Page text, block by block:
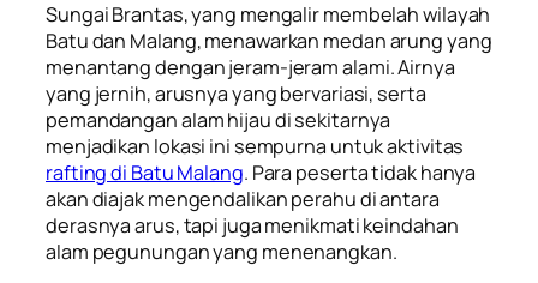
Sungai Brantas, yang mengalir membelah wilayah
Batu dan Malang, menawarkan medan arung yang
menantang dengan jeram-jeram alami. Airnya
yang jernih, arusnya yang bervariasi, serta
pemandangan alam hijau di sekitarnya
menjadikan lokasi ini sempurna untuk aktivitas
rafting di Batu Malang. Para peserta tidak hanya
akan diajak mengendalikan perahu di antara
derasnya arus, tapi juga menikmati keindahan
alam pegunungan yang menenangkan.